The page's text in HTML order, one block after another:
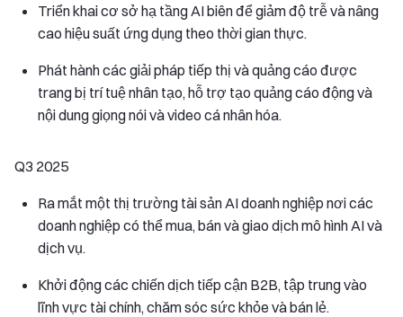
Triển khai cơ sở hạ tầng AI biên để giảm độ trễ và nâng
cao hiệu suất ứng dụng theo thời gian thực.
Phát hành các giải pháp tiếp thị và quảng cáo được
trang bị trí tuệ nhân tạo, hỗ trợ tạo quảng cáo động và
nội dung giọng nói và video cá nhân hóa.
Q3 2025
Ra mắt một thị trường tài sản AI doanh nghiệp nơi các
doanh nghiệp có thể mua, bán và giao dịch mô hình AI và
dịch vụ.
Khởi động các chiến dịch tiếp cận B2B, tập trung vào
lĩnh vực tài chính, chăm sóc sức khỏe và bán lẻ.